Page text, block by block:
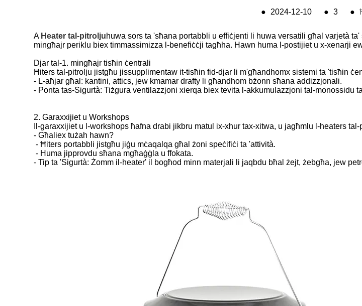
● 2024-12-10 ● 3 ●
A Heater tal-pitroljuhuwa sors ta 'sħana portabbli u effiċjenti li huwa versatili għal varjetà
mingħajr periklu biex timmassimizza l-benefiċċji tagħha. Hawn huma l-postijiet u x-xenarji
Djar tal-1. mingħajr tisħin ċentrali
Ħiters tal-pitrolju jistgħu jissupplimentaw it-tisħin fid-djar li m'għandhomx sistemi ta 'tisħin
- L-aħjar għal: kantini, attics, jew kmamar drafty li għandhom bżonn sħana addizzjonali.
- Ponta tas-Sigurtà: Tiżgura ventilazzjoni xierqa biex tevita l-akkumulazzjoni tal-monossidu
2. Garaxxijiet u Workshops
Il-garaxxijiet u l-workshops ħafna drabi jikbru matul ix-xhur tax-xitwa, u jagħmlu l-heaters
- Għaliex tużah hawn?
- Ħiters portabbli jistgħu jiġu mċaqalqa għal żoni speċifiċi ta 'attività.
- Huma jipprovdu sħana mgħaġġla u ffokata.
- Tip ta 'Sigurtà: Żomm il-heater' il bogħod minn materjali li jaqbdu bħal żejt, żebgħa, jew